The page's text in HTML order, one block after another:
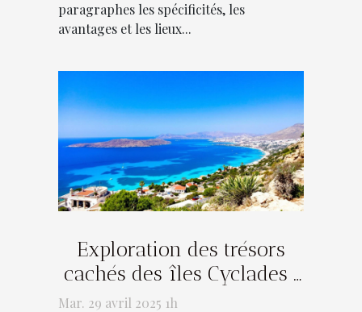
paragraphes les spécificités, les
avantages et les lieux...
Exploration des trésors
cachés des îles Cyclades :
conseils et activités
Mar. 29 avril 2025 1h